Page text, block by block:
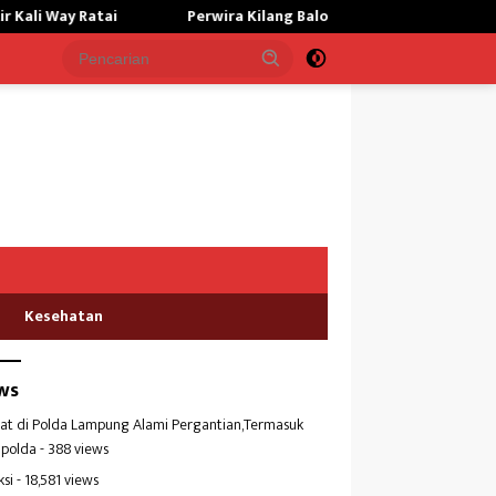
Perwira Kilang Balongan Gelar Doa Bersama, Perkuat Integritas
Kesehatan
di Polda Lampung Alami Pergantian,Termasuk
- 388 views
- 18,581 views